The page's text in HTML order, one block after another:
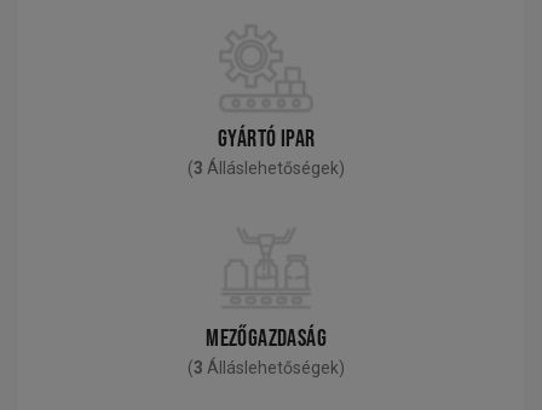
GYÁRTÓ IPAR
(3 Álláslehetőségek)
MEZŐGAZDASÁG
(3 Álláslehetőségek)